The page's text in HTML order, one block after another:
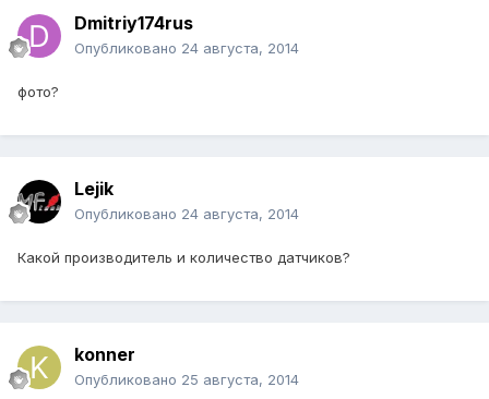
Dmitriy174rus
Опубликовано 24 августа, 2014
фото?
Lejik
Опубликовано 24 августа, 2014
Какой производитель и количество датчиков?
konner
Опубликовано 25 августа, 2014